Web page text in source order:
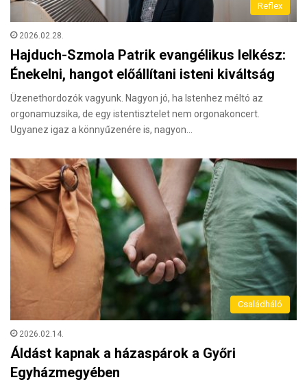
Reflex
2026.02.28.
Hajduch-Szmola Patrik evangélikus lelkész:
Énekelni, hangot előállítani isteni kiváltság
Üzenethordozók vagyunk. Nagyon jó, ha Istenhez méltó az
orgonamuzsika, de egy istentisztelet nem orgonakoncert.
Ugyanez igaz a könnyűzenére is, nagyon…
Családháló
2026.02.14.
Áldást kapnak a házaspárok a Győri
Egyházmegyében